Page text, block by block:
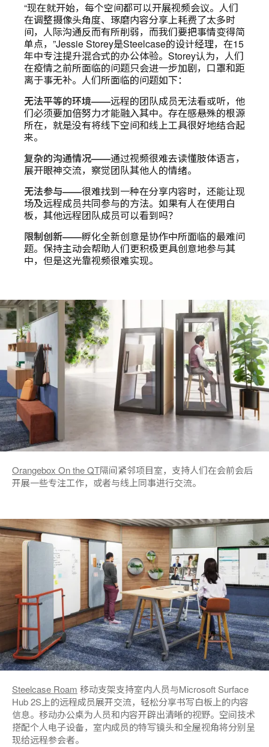
“现在就开始，每个空间都可以开展视频会议。人们
在调整摄像头角度、琢磨内容分享上耗费了太多时
间，人际沟通反而有所削弱，而我们要把事情变得简
单点，”Jessie Storey是Steelcase的设计经理，在15
年中专注提升混合式的办公体验。Storey认为，人们
在疫情之前所面临的问题只会进一步加剧，口罩和距
离于事无补。人们所面临的问题如下：
无法平等的环境——远程的团队成员无法看或听，他
们必须要加倍努力才能融入其中。存在感悬殊的根源
所在，就是没有将线下空间和线上工具很好地结合起
来。
复杂的沟通情况——通过视频很难去读懂肢体语言，
展开眼神交流，察觉团队其他人的情绪。
无法参与——很难找到一种在分享内容时，还能让现
场及远程成员共同参与的方法。如果有人在使用白
板，其他远程团队成员可以看到吗？
限制创新——孵化全新创意是协作中所面临的最难问
题。保持主动会帮助人们更积极更具创意地参与其
中，但是这光靠视频很难实现。
Orangebox On the QT隔间紧邻项目室，支持人们在会前会后
开展一些专注工作，或者与线上同事进行交流。
Steelcase Roam 移动支架支持室内人员与Microsoft Surface
Hub 2S上的远程成员展开交流，轻松分享书写白板上的内容
信息。移动办公桌为人员和内容开辟出清晰的视野。空间技术
搭配个人电子设备，室内成员的特写镜头和全屋视角将分别呈
现给远程参会者。